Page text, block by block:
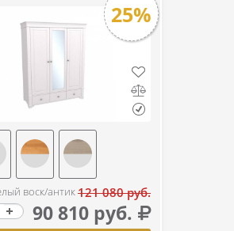
25%
воск/антик121 080 руб.
90 810 руб.